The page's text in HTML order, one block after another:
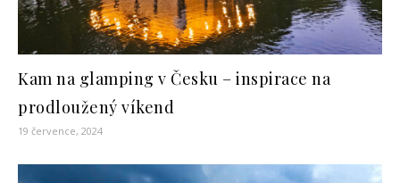
Kam na glamping v Česku – inspirace na
prodloužený víkend
19 července, 2024